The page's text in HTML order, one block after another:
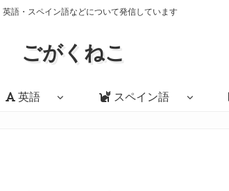
英語・スペイン語などについて発信しています
ごがくねこ
英語 スペイン語